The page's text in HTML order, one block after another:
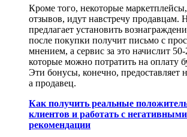
Кроме того, некоторые
отзывов, идут навстречу продавцам.
предлагает установить
после покупки получит письмо с
мнением, а сервис за это начислит
которые можно потратить на оплату
Эти бонусы, конечно, предоставляет
а продавец.
Как получить реальные
клиентов и работать с
рекомендации